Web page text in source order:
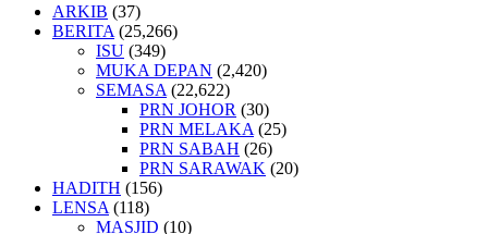
ARKIB (37)
BERITA (25,266)
ISU (349)
MUKA DEPAN (2,420)
SEMASA (22,622)
PRN JOHOR (30)
PRN MELAKA (25)
PRN SABAH (26)
PRN SARAWAK (20)
HADITH (156)
LENSA (118)
MASJID (10)